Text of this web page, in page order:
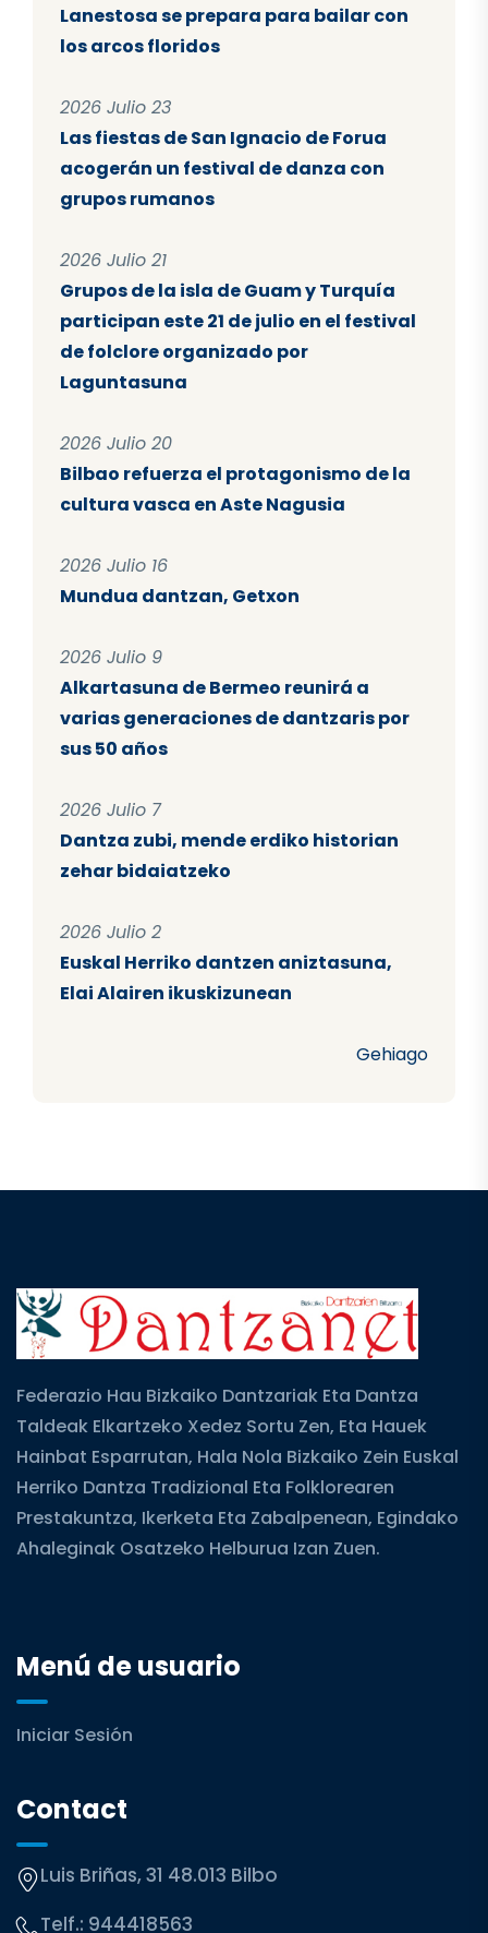
Lanestosa se prepara para bailar con
los arcos floridos
2026 Julio 23
Las fiestas de San Ignacio de Forua
acogerán un festival de danza con
grupos rumanos
2026 Julio 21
Grupos de la isla de Guam y Turquía
participan este 21 de julio en el festival
de folclore organizado por
Laguntasuna
2026 Julio 20
Bilbao refuerza el protagonismo de la
cultura vasca en Aste Nagusia
2026 Julio 16
Mundua dantzan, Getxon
2026 Julio 9
Alkartasuna de Bermeo reunirá a
varias generaciones de dantzaris por
sus 50 años
2026 Julio 7
Dantza zubi, mende erdiko historian
zehar bidaiatzeko
2026 Julio 2
Euskal Herriko dantzen aniztasuna,
Elai Alairen ikuskizunean
Gehiago
Federazio Hau Bizkaiko Dantzariak Eta Dantza
Taldeak Elkartzeko Xedez Sortu Zen, Eta Hauek
Hainbat Esparrutan, Hala Nola Bizkaiko Zein Euskal
Herriko Dantza Tradizional Eta Folklorearen
Prestakuntza, Ikerketa Eta Zabalpenean, Egindako
Ahaleginak Osatzeko Helburua Izan Zuen.
Menú de usuario
Iniciar Sesión
Contact
Luis Briñas, 31 48.013 Bilbo
Telf.: 944418563